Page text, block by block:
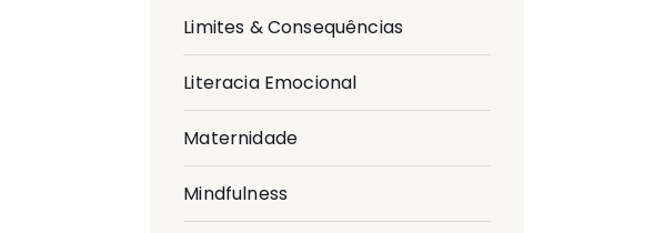
Limites & Consequências
Literacia Emocional
Maternidade
Mindfulness